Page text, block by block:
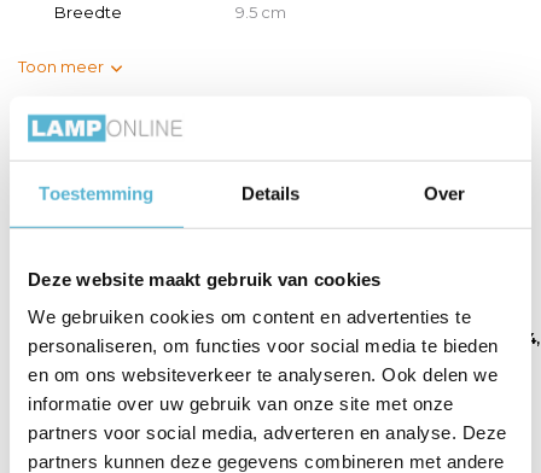
Toestemming Details Over
Deze website maakt gebruik van cookies
We gebruiken cookies om content en advertenties te
personaliseren, om functies voor social media te bieden
en om ons websiteverkeer te analyseren. Ook delen we
informatie over uw gebruik van onze site met onze
partners voor social media, adverteren en analyse. Deze
partners kunnen deze gegevens combineren met andere
Breedte 9.5 cm
Toon meer
Vergelijk
Gerelateerde artikelen:
LED GU10 lamp 50-
3,8 W...
€5,95
LED GU10 lamp 35-
2,6 W...
€6,95
LED GU10 lamp
Watt...
€15,95